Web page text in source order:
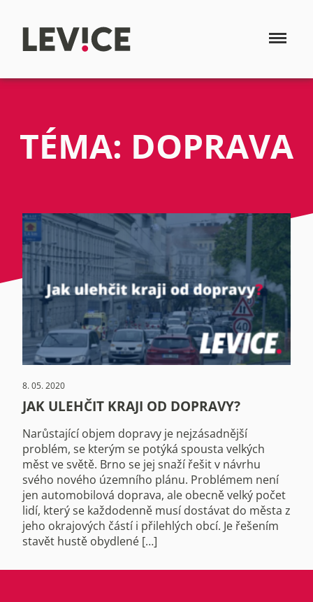
TÉMA: DOPRAVA
8. 05. 2020
JAK ULEHČIT KRAJI OD DOPRAVY?
Narůstající objem dopravy je nejzásadnější
problém, se kterým se potýká spousta velkých
měst ve světě. Brno se jej snaží řešit v návrhu
svého nového územního plánu. Problémem není
jen automobilová doprava, ale obecně velký počet
lidí, který se každodenně musí dostávat do města z
jeho okrajových částí i přilehlých obcí. Je řešením
stavět hustě obydlené […]